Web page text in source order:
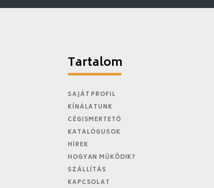
Tartalom
SAJÁT PROFIL
KÍNÁLATUNK
CÉGISMERTETŐ
KATALÓGUSOK
HÍREK
HOGYAN MŰKÖDIK?
SZÁLLÍTÁS
KAPCSOLAT